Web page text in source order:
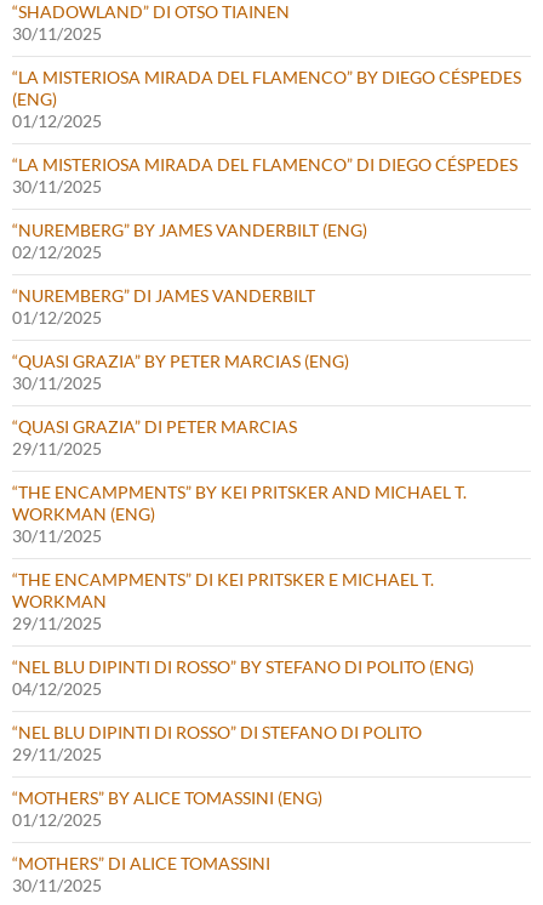
“SHADOWLAND” DI OTSO TIAINEN
30/11/2025
“LA MISTERIOSA MIRADA DEL FLAMENCO” BY DIEGO CÉSPEDES
(ENG)
01/12/2025
“LA MISTERIOSA MIRADA DEL FLAMENCO” DI DIEGO CÉSPEDES
30/11/2025
“NUREMBERG” BY JAMES VANDERBILT (ENG)
02/12/2025
“NUREMBERG” DI JAMES VANDERBILT
01/12/2025
“QUASI GRAZIA” BY PETER MARCIAS (ENG)
30/11/2025
“QUASI GRAZIA” DI PETER MARCIAS
29/11/2025
“THE ENCAMPMENTS” BY KEI PRITSKER AND MICHAEL T.
WORKMAN (ENG)
30/11/2025
“THE ENCAMPMENTS” DI KEI PRITSKER E MICHAEL T.
WORKMAN
29/11/2025
“NEL BLU DIPINTI DI ROSSO” BY STEFANO DI POLITO (ENG)
04/12/2025
“NEL BLU DIPINTI DI ROSSO” DI STEFANO DI POLITO
29/11/2025
“MOTHERS” BY ALICE TOMASSINI (ENG)
01/12/2025
“MOTHERS” DI ALICE TOMASSINI
30/11/2025